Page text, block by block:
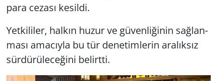
para ce­za­sı ke­sil­di.
Yet­ki­li­ler, hal­kın huzur ve gü­ven­li­ği­nin sağ­lan­
ma­sı ama­cıy­la bu tür de­ne­tim­le­rin ara­lık­sız
sür­dü­rü­le­ce­ği­ni be­lirt­ti.